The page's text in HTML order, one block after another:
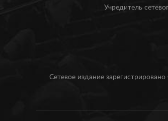
Учредитель
Сетевое издание